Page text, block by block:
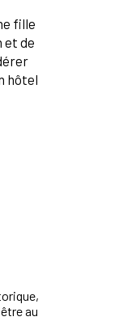
fille
et de
hôtel
au